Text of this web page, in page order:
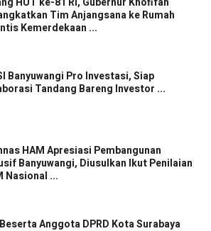
Tim Anjangsana ke Rumah
Kemerdekaan ...
Banyuwangi Pro Investasi, Siap
Tandang Bareng Investor ...
HAM Apresiasi Pembangunan
Banyuwangi, Diusulkan Ikut Penilaian
Nasional ...
Anggota DPRD Kota Surabaya